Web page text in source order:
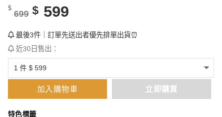
$
699 $ 599
最後3件｜訂單先送出者優先排單出貨⏰
近30日售出：
加入購物車 立即購買
特色標籤